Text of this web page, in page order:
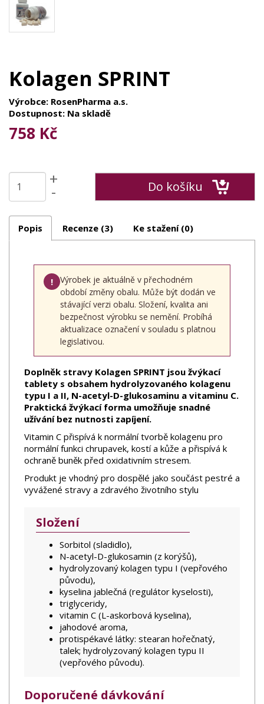
Kolagen SPRINT
Výrobce: RosenPharma a.s.
Dostupnost: Na skladě
758 Kč
+
- Do košíku
Popis Recenze (3) Ke stažení (0)
!
Výrobek je aktuálně v přechodném
období změny obalu. Může být dodán ve
stávající verzi obalu. Složení, kvalita ani
bezpečnost výrobku se nemění. Probíhá
aktualizace označení v souladu s platnou
legislativou.
Doplněk stravy Kolagen SPRINT jsou žvýkací
tablety s obsahem hydrolyzovaného kolagenu
typu I a II, N-acetyl-D-glukosaminu a vitaminu C.
Praktická žvýkací forma umožňuje snadné
užívání bez nutnosti zapíjení.
Vitamin C přispívá k normální tvorbě kolagenu pro
normální funkci chrupavek, kostí a kůže a přispívá k
ochraně buněk před oxidativním stresem.
Produkt je vhodný pro dospělé jako součást pestré a
vyvážené stravy a zdravého životního stylu
Složení
Sorbitol (sladidlo),
N-acetyl-D-glukosamin (z korýšů),
hydrolyzovaný kolagen typu I (vepřového
původu),
kyselina jablečná (regulátor kyselosti),
triglyceridy,
vitamin C (L-askorbová kyselina),
jahodové aroma,
protispékavé látky: stearan hořečnatý,
talek; hydrolyzovaný kolagen typu II
(vepřového původu).
Doporučené dávkování